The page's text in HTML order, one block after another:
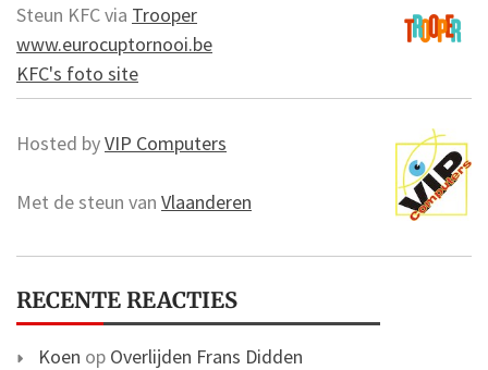
Steun KFC via Trooper
www.eurocuptornooi.be
KFC's foto site
Hosted byVIP Computers
Met de steun van Vlaanderen
RECENTE REACTIES
Koen op Overlijden Frans Didden